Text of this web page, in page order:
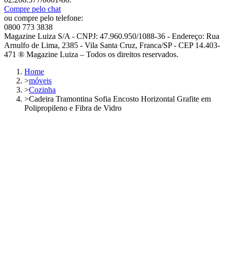
Compre pelo chat
ou compre pelo telefone:
0800 773 3838
Magazine Luiza S/A - CNPJ: 47.960.950/1088-36 - Endereço: Rua
Arnulfo de Lima, 2385 - Vila Santa Cruz, Franca/SP - CEP 14.403-
471 ® Magazine Luiza – Todos os direitos reservados.
Home
>móveis
>Cozinha
>Cadeira Tramontina Sofia Encosto Horizontal Grafite em
Polipropileno e Fibra de Vidro